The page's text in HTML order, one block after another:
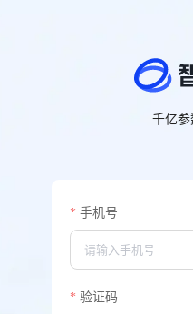
千亿参
手机号
验证码